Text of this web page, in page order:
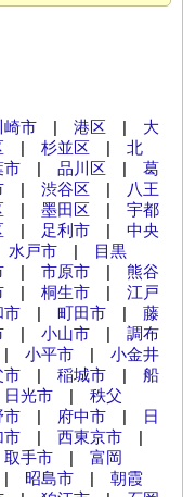
崎市 | 港区 | 大
| 杉並区 | 北
市 | 品川区 | 葛
| 渋谷区 |
八王
| 墨田区 | 宇都
| 足利市 | 中央
水戸市 |
目黒
| 市原市 | 熊谷
| 桐生市 | 江戸
市 | 町田市 | 藤
| 小山市 | 調布
小平市 | 小金井
市 | 稲城市 | 船
日光市 | 秩父
市 | 府中市 |
日
市 | 西東京市 |
取手市 | 富岡
昭島市 | 朝霞